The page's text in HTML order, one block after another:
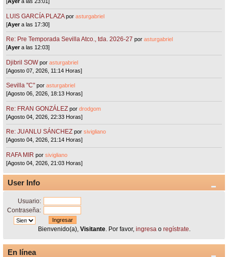
[Ayera las 23:01]
LUIS GARCÍA PLAZA porasturgabriel
[Ayera las 17:30]
Re: Pre Temporada Sevilla Atco., tda. 2026-27 porasturgabriel
[Ayera las 12:03]
Djibril SOW porasturgabriel
[Agosto 07, 2026, 11:14 Horas]
Sevilla "C"porasturgabriel
[Agosto 06, 2026, 18:13 Horas]
Re: FRAN GONZÁLEZ pordrodgom
[Agosto 04, 2026, 22:33 Horas]
Re: JUANLU SÁNCHEZ porsivigliano
[Agosto 04, 2026, 21:14 Horas]
RAFA MIR porsivigliano
[Agosto 04, 2026, 21:03 Horas]
User Info
Usuario:
Contraseña:
Bienvenido(a), Visitante. Por favor, ingresa o regístrate
En línea